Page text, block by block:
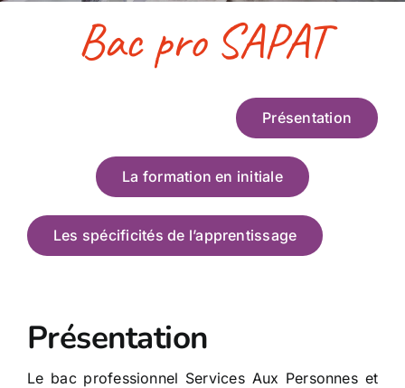
Accès & contact
Bac pro SAPAT
Présentation
La formation en initiale
Les spécificités de l’apprentissage
Présentation
Le bac professionnel Services Aux Personnes et